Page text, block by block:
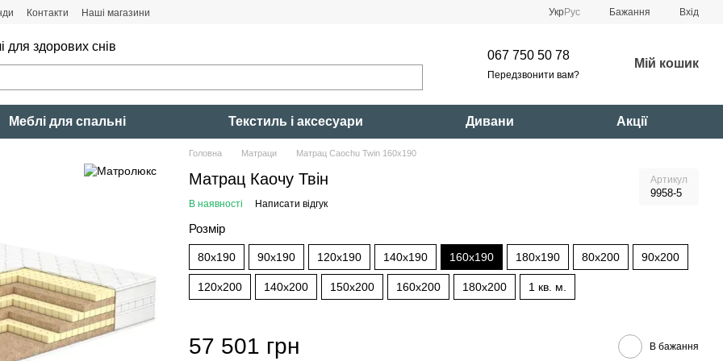
Контакти Наші магазини УкрРус Бажання Вхід
для здорових снів
067 750 50 78
Передзвонити вам?
Мій кошик
Меблі для спальні Текстиль і аксесуари Дивани Акції
Головна Матраци Матрац Caochu Twin 160x190
Матрац Каочу Твін Артикул
9958-5
В наявності Написати відгук
Розмір
80x190 90x190 120x190 140x190 160x190 180x190 80x200 90x200
120x200 140x200 150x200 160x200 180x200 1 кв. м.
57 501 грн В бажання